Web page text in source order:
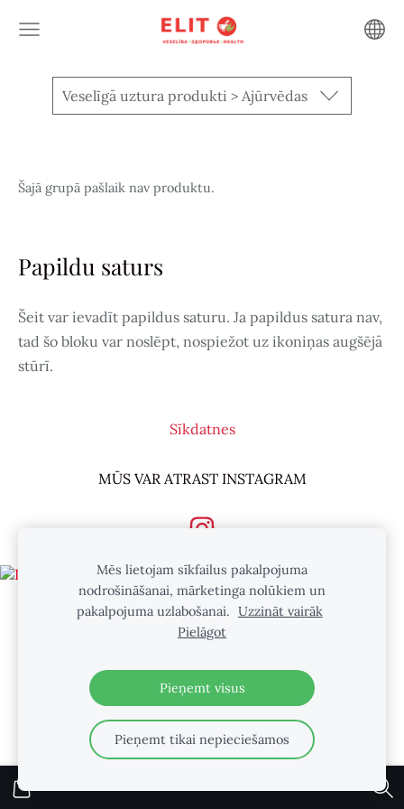
Veselīgā uztura produkti > Ajūrvēdas
Papildu saturs
Šeit var ievadīt papildus saturu. Ja papildus satura nav,
tad šo bloku var noslēpt, nospiežot uz ikoniņas augšējā
stūrī.
Šajā grupā pašlaik nav produktu.
Sīkdatnes
MŪS VAR ATRAST INSTAGRAM
Mēs lietojam sīkfailus pakalpojuma
nodrošināšanai, mārketinga nolūkiem un
pakalpojuma uzlabošanai. Uzzināt vairāk
Pielāgot
Pieņemt visus
Pieņemt tikai nepieciešamos